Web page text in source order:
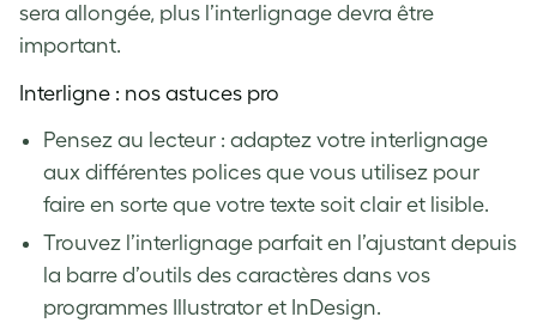
sera allongée, plus l’interlignage devra être
important.
Interligne : nos astuces pro
Pensez au lecteur : adaptez votre interlignage
aux différentes polices que vous utilisez pour
faire en sorte que votre texte soit clair et lisible.
Trouvez l’interlignage parfait en l’ajustant depuis
la barre d’outils des caractères dans vos
programmes Illustrator et InDesign.